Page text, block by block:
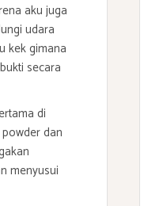
aku juga
udara
kek gimana
secara
di
dan
menyusui